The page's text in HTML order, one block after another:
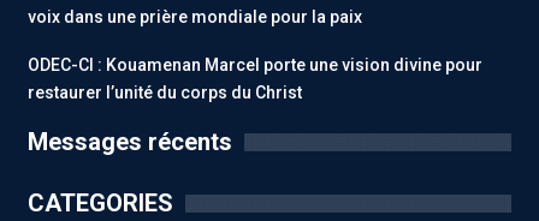
voix dans une prière mondiale pour la paix
ODEC-CI : Kouamenan Marcel porte une vision divine pour
restaurer l’unité du corps du Christ
Messages récents
CATEGORIES